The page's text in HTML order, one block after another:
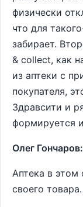
физически
что для
забирает.
& collect, как
из аптеки с
покупателя,
Здравсити и
формируется
Олег Гончаров:
Аптека в этом
своего товара.